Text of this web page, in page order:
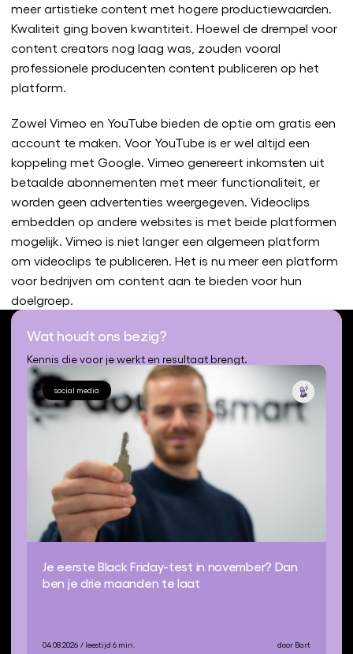
meer artistieke content met hogere productiewaarden.
Kwaliteit ging boven kwantiteit. Hoewel de drempel voor
content creators nog laag was, zouden vooral
professionele producenten content publiceren op het
platform.
Zowel Vimeo en YouTube bieden de optie om gratis een
account te maken. Voor YouTube is er wel altijd een
koppeling met Google. Vimeo genereert inkomsten uit
betaalde abonnementen met meer functionaliteit, er
worden geen advertenties weergegeven. Videoclips
embedden op andere websites is met beide platformen
mogelijk. Vimeo is niet langer een algemeen platform
om videoclips te publiceren. Het is nu meer een platform
voor bedrijven om content aan te bieden voor hun
doelgroep.
Wat houdt ons bezig?
Kennis die voor je werkt en resultaat brengt.
social media
Je eerste Black Friday-test in november? Dan
ben je drie maanden te laat
04 08 2026 / leestijd 6 min. door Bart